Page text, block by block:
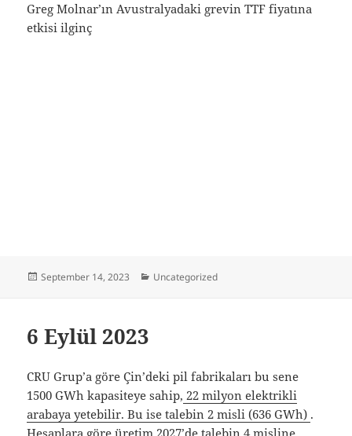
Greg Molnar’ın Avustralyadaki grevin TTF fiyatına
etkisi ilginç
Posted
September 14, 2023 Categories
Uncategorized
6 Eylül 2023
CRU Grup’a göre Çin’deki pil fabrikaları bu sene
1500 GWh kapasiteye sahip, 22 milyon elektrikli
arabaya yetebilir. Bu ise talebin 2 misli (636 GWh) .